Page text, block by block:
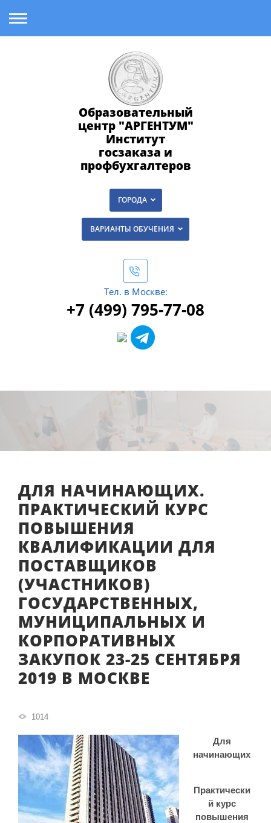
Образовательный
центр "АРГЕНТУМ"
Институт
госзаказа и
профбухгалтеров
ГОРОДА
ВАРИАНТЫ ОБУЧЕНИЯ
Тел. в Москве:
+7 (499) 795-77-08
ДЛЯ НАЧИНАЮЩИХ.
ПРАКТИЧЕСКИЙ КУРС
ПОВЫШЕНИЯ
КВАЛИФИКАЦИИ ДЛЯ
ПОСТАВЩИКОВ
(УЧАСТНИКОВ)
ГОСУДАРСТВЕННЫХ,
МУНИЦИПАЛЬНЫХ И
КОРПОРАТИВНЫХ
ЗАКУПОК 23-25 СЕНТЯБРЯ
2019 В МОСКВЕ
1014
Для
начинающих
Практически
й курс
повышения